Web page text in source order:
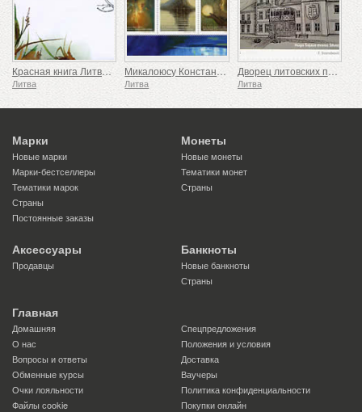
Красная книга Литвы - Птицы
Литва
Микалоюсу Константинасу Чюрленису - 150
Литва
Дворец литовских поместий
Литва
Марки
Новые марки
Марки-бестселлеры
Тематики марок
Страны
Постоянные заказы
Монеты
Новые монеты
Тематики монет
Страны
Аксессуары
Продавцы
Банкноты
Новые банкноты
Страны
Главная
Домашняя
Спецпредложения
О нас
Положения и условия
Вопросы и ответы
Доставка
Обменные курсы
Ваучеры
Очки лояльности
Политика конфиденциальности
Файлы сookie
Покупки онлайн